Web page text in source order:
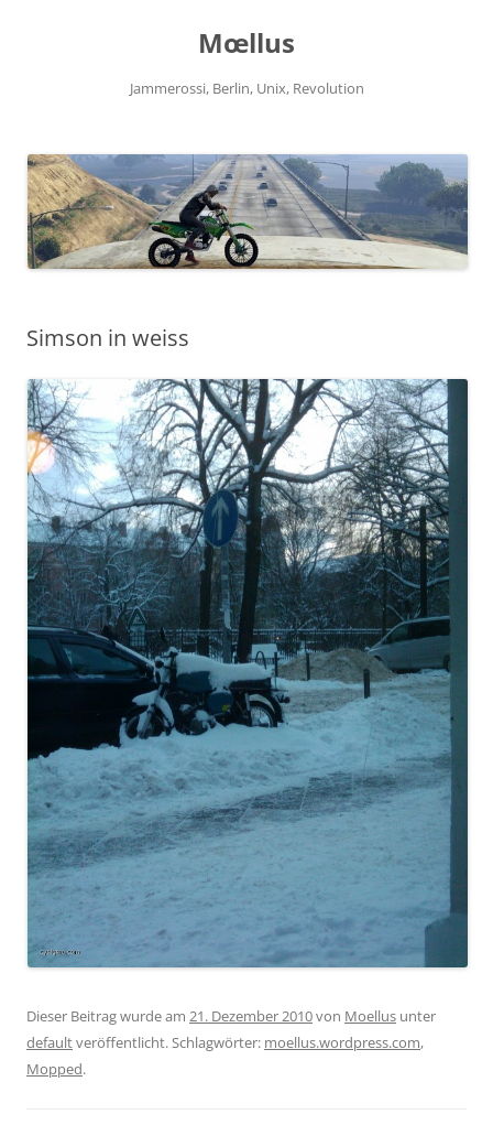
Mœllus
Jammerossi, Berlin, Unix, Revolution
Simson in weiss
Dieser Beitrag wurde am 21. Dezember 2010von Moellus unter
defaultveröffentlicht. Schlagwörter: moellus.wordpress.com,
Mopped.